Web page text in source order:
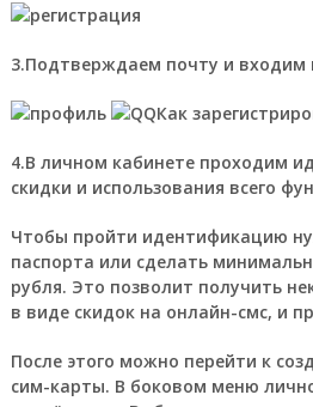
3.Подтверждаем почту и входим
Как
4.В личном кабинете проходим
скидки и использования всего
Чтобы пройти идентификацию
паспорта или сделать
рубля. Это позволит получить
в виде скидок на онлайн-смс, и
После этого можно перейти к
сим-карты. В боковом меню